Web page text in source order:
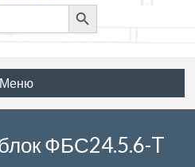
Search
Button
Меню
ФБС24.5.6-T